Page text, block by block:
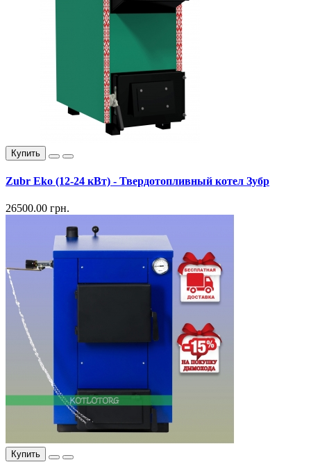
Купить
Zubr Eko (12-24 кВт) - Твердотопливный котел Зубр
26500.00 грн.
Купить